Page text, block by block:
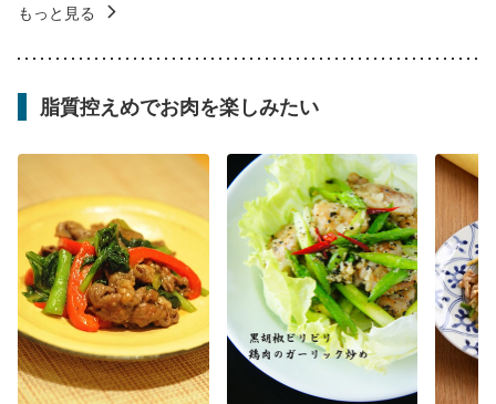
もっと見る
脂質控えめでお肉を楽しみたい